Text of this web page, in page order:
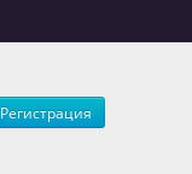
Регистрация